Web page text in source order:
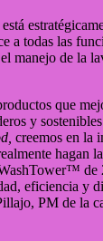
a todas las
manejo de la
que
y
creemos en la
hagan
de
eficiencia y
PM de la